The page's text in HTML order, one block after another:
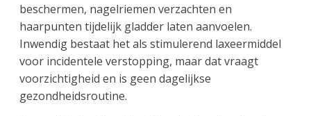
beschermen, nagelriemen verzachten en
haarpunten tijdelijk gladder laten aanvoelen.
Inwendig bestaat het als stimulerend laxeermiddel
voor incidentele verstopping, maar dat vraagt
voorzichtigheid en is geen dagelijkse
gezondheidsroutine.